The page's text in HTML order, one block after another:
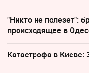
"Никто не полезет":
происходящее в
Катастрофа в Киеве: